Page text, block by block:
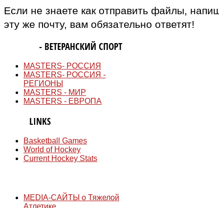
Если не знаете как отправить файлы,
эту же почту, вам обязательно ответят!
- ВЕТЕРАНСКИЙ СПОРТ
MASTERS- РОССИЯ
MASTERS- РОССИЯ -
РЕГИОНЫ
MASTERS - МИР
MASTERS - ЕВРОПА
LINKS
Basketball Games
World of Hockey
Current Hockey Stats
MEDIA-САЙТЫ о Тяжелой
Атлетике